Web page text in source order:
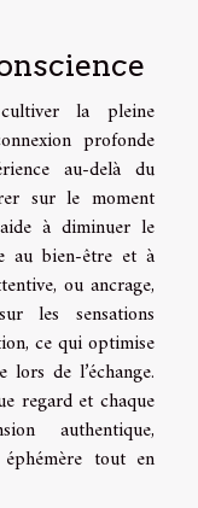
la pleine
profonde
au-delà du
sur le moment
à diminuer le
au bien-être et à
ou ancrage,
les sensations
ce qui optimise
de l’échange.
regard et chaque
authentique,
tout en